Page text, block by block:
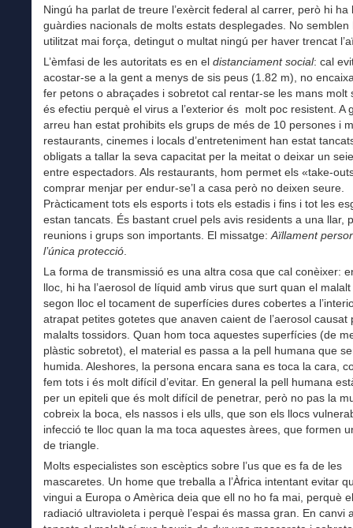
Ningú ha parlat de treure l’exèrcit federal al carrer, però hi ha
guàrdies nacionals de molts estats desplegades. No semblen
utilitzat mai força, detingut o multat ningú per haver trencat
L’èmfasi de les autoritats es en el distanciament social: cal
acostar-se a la gent a menys de sis peus (1.82 m), no
fer petons o abraçades i sobretot cal rentar-se les mans molt
és efectiu perquè el virus a l’exterior és molt poc resistent. A
arreu han estat prohibits els grups de més de 10 persones i
restaurants, cinemes i locals d’entreteniment han estat
obligats a tallar la seva capacitat per la meitat o deixar un
entre espectadors. Als restaurants, hom permet els «take-
comprar menjar per endur-se’l a casa però no deixen seure.
Pràcticament tots els esports i tots els estadis i fins i tot les
estan tancats. És bastant cruel pels avis residents a una llar,
reunions i grups son importants. El missatge: Aïllament
l’única protecció
La forma de transmissió es una altra cosa que cal conèixer:
lloc, hi ha l’aerosol de líquid amb virus que surt quan el
segon lloc el tocament de superfícies dures cobertes a
atrapat petites gotetes que anaven caient de l’aerosol causat
malalts tossidors. Quan hom toca aquestes superfícies (de
plàstic sobretot), el material es passa a la pell humana que
humida. Aleshores, la persona encara sana es toca la cara,
fem tots i és molt difícil d’evitar. En general la pell humana
per un epiteli que és molt difícil de penetrar, però no pas la
cobreix la boca, els nassos i els ulls, que son els llocs
infecció te lloc quan la ma toca aquestes àrees, que formen
de triangle.
Molts especialistes son escèptics sobre l’us que es fa de les
mascaretes. Un home que treballa a l’Àfrica intentant evitar
vingui a Europa o Amèrica deia que ell no ho fa mai, perquè
radiació ultravioleta i perquè l’espai és massa gran. En canvi